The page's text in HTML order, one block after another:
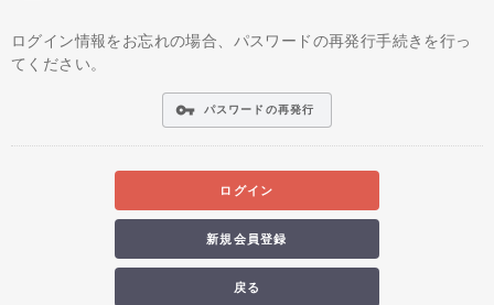
ログイン情報をお忘れの場合、パスワードの再発行手続きを行っ
てください。
vpn_key パスワードの再発行
ログイン
新規会員登録
戻る